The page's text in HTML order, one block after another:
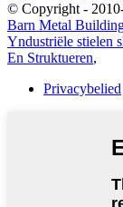
© Copyright -
Barn Metal
Yndustriële stielen
En Struktueren,
Privacybelied